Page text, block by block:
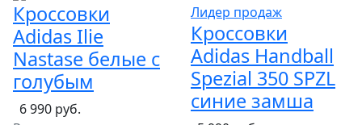
Кроссовки
Adidas Ilie
Nastase белые с
голубым
6 990 руб.
Лидер продаж
Кроссовки
Adidas Handball
Spezial 350 SPZL
синие замша